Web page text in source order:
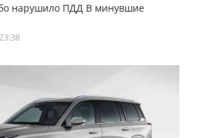
нарушило ПДД В минувшие